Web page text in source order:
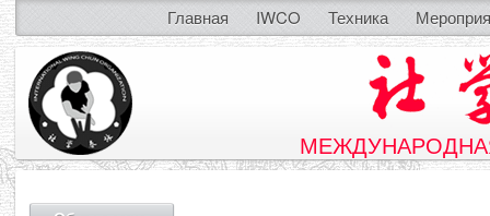
Главная IWCO Техника